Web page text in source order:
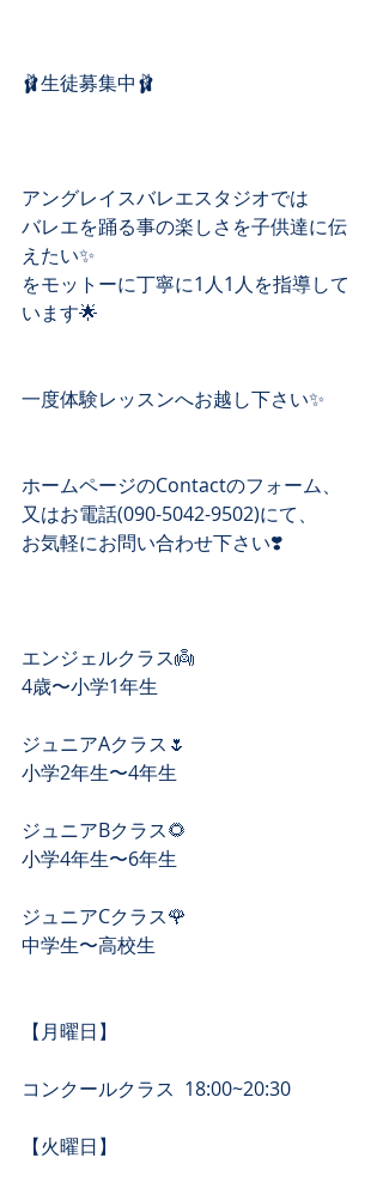
🩰生徒募集中🩰
アングレイスバレエスタジオでは
バレエを踊る事の楽しさを子供達に伝
えたい✨
をモットーに丁寧に1人1人を指導して
います🌟
一度体験レッスンへお越し下さい✨
ホームページのContactのフォーム、
又はお電話(090-5042-9502)にて、
お気軽にお問い合わせ下さい❣️
エンジェルクラス👼
4歳〜小学1年生
ジュニアAクラス🌷
小学2年生〜4年生
ジュニアBクラス🌻
小学4年生〜6年生
ジュニアCクラス🌹
中学生〜高校生
【月曜日】
コンクールクラス  18:00~20:30
【​火曜日】